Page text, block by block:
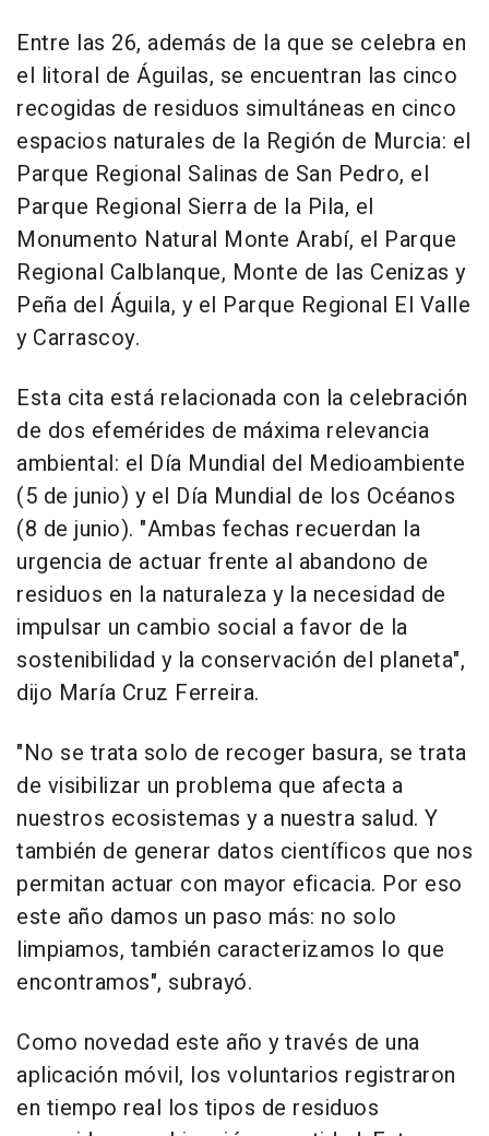
Entre las 26, además de la que se celebra en
el litoral de Águilas, se encuentran las cinco
recogidas de residuos simultáneas en cinco
espacios naturales de la Región de Murcia: el
Parque Regional Salinas de San Pedro, el
Parque Regional Sierra de la Pila, el
Monumento Natural Monte Arabí, el Parque
Regional Calblanque, Monte de las Cenizas y
Peña del Águila, y el Parque Regional El Valle
y Carrascoy.
Esta cita está relacionada con la celebración
de dos efemérides de máxima relevancia
ambiental: el Día Mundial del Medioambiente
(5 de junio) y el Día Mundial de los Océanos
(8 de junio). "Ambas fechas recuerdan la
urgencia de actuar frente al abandono de
residuos en la naturaleza y la necesidad de
impulsar un cambio social a favor de la
sostenibilidad y la conservación del planeta",
dijo María Cruz Ferreira.
"No se trata solo de recoger basura, se trata
de visibilizar un problema que afecta a
nuestros ecosistemas y a nuestra salud. Y
también de generar datos científicos que nos
permitan actuar con mayor eficacia. Por eso
este año damos un paso más: no solo
limpiamos, también caracterizamos lo que
encontramos", subrayó.
Como novedad este año y través de una
aplicación móvil, los voluntarios registraron
en tiempo real los tipos de residuos